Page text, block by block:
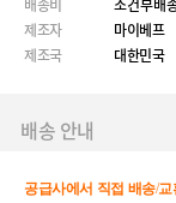
배송비
조건부배
제조자
마이베프
제조국
대한민국
배송 안내
공급사에서 직접 배송/교